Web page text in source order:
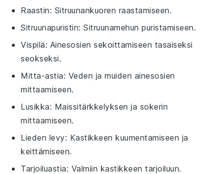
Raastin: Sitruunankuoren raastamiseen.
Sitruunapuristin: Sitruunamehun puristamiseen.
Vispilä: Ainesosien sekoittamiseen tasaiseksi
seokseksi.
Mitta-astia: Veden ja muiden ainesosien
mittaamiseen.
Lusikka: Maissitärkkelyksen ja sokerin
mittaamiseen.
Lieden levy: Kastikkeen kuumentamiseen ja
keittämiseen.
Tarjoiluastia: Valmiin kastikkeen tarjoiluun.